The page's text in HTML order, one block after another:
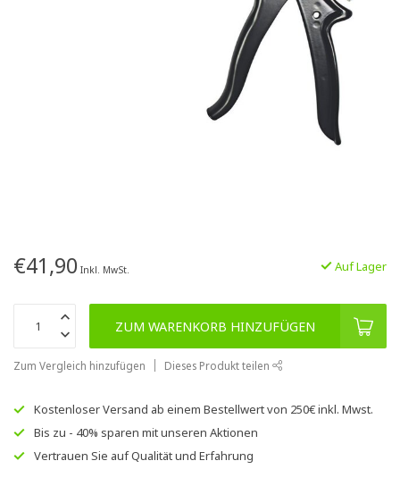
€41,90 Inkl. MwSt. Auf Lager
ZUM WARENKORB HINZUFÜGEN
Zum Vergleich hinzufügen Dieses Produkt teilen
Kostenloser Versand ab einem Bestellwert von 250€inkl. Mwst.
Bis zu - 40% sparen mit unseren Aktionen
Vertrauen Sie aufQualität und Erfahrung